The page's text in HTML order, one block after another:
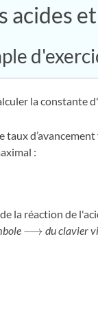
acides
la constante
taux
:
la réaction de
⟶ du clavier